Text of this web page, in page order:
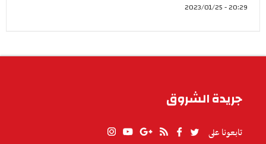
20:29 - 2023/01/25
جريدة الشروق
تابعونا على